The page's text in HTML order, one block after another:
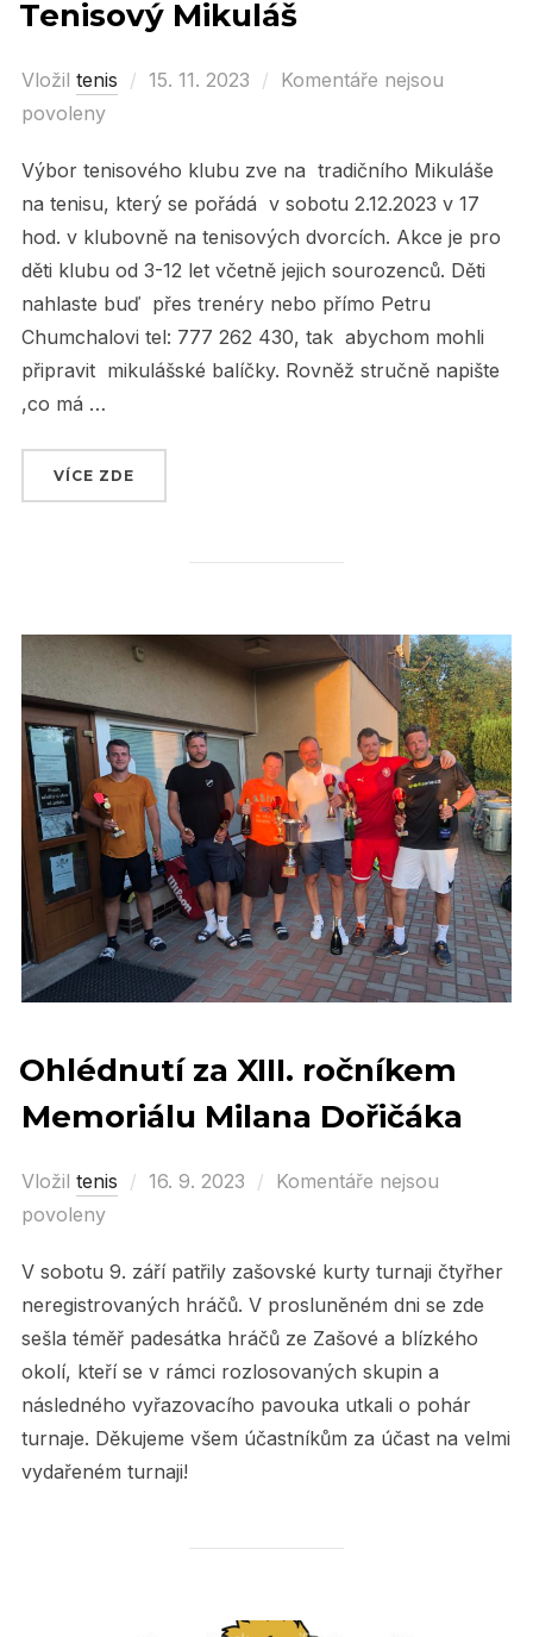
Tenisový Mikuláš
Vložil tenis
Posted
15. 11. 2023
Komentáře nejsou
povoleny
Výbor tenisového klubu zve na tradičního Mikuláše
na tenisu, který se pořádá v sobotu 2.12.2023 v 17
hod. v klubovně na tenisových dvorcích. Akce je pro
děti klubu od 3-12 let včetně jejich sourozenců. Děti
nahlaste buď přes trenéry nebo přímo Petru
Chumchalovi tel: 777 262 430, tak abychom mohli
připravit mikulášské balíčky. Rovněž stručně napište
,co má …
VÍCE ZDE
Ohlédnutí za XIII. ročníkem
Memoriálu Milana Dořičáka
Vložil tenis
Posted
16. 9. 2023
Komentáře nejsou
povoleny
V sobotu 9. září patřily zašovské kurty turnaji čtyřher
neregistrovaných hráčů. V prosluněném dni se zde
sešla téměř padesátka hráčů ze Zašové a blízkého
okolí, kteří se v rámci rozlosovaných skupin a
následného vyřazovacího pavouka utkali o pohár
turnaje. Děkujeme všem účastníkům za účast na velmi
vydařeném turnaji!